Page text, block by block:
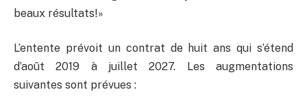
beaux résultats!»
L’entente prévoit un contrat de huit ans qui s’étend
d’août 2019 à juillet 2027. Les augmentations
suivantes sont prévues :